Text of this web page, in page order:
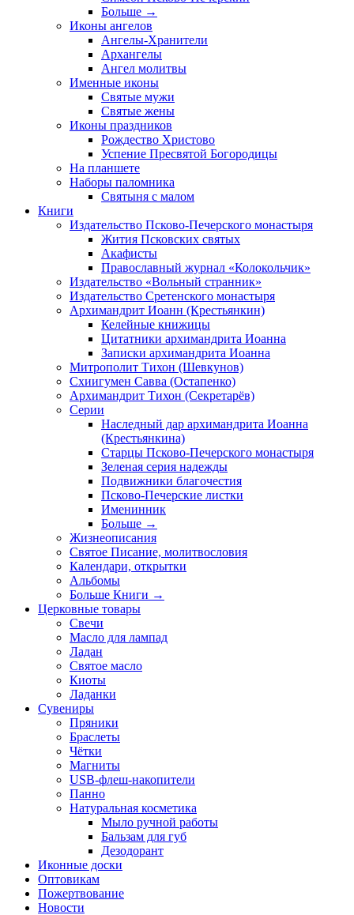
Больше →
Иконы ангелов
Ангелы-Хранители
Архангелы
Ангел молитвы
Именные иконы
Святые мужи
Святые жены
Иконы праздников
Рождество Христово
Успение Пресвятой Богородицы
На планшете
Наборы паломника
Святыня с малом
Книги
Издательство Псково-Печерского монастыря
Жития Псковских святых
Акафисты
Православный журнал «Колокольчик»
Издательство «Вольный странник»
Издательство Сретенского монастыря
Архимандрит Иоанн (Крестьянкин)
Келейные книжицы
Цитатники архимандрита Иоанна
Записки архимандрита Иоанна
Митрополит Тихон (Шевкунов)
Схиигумен Савва (Остапенко)
Архимандрит Тихон (Секретарёв)
Серии
Наследный дар архимандрита Иоанна
(Крестьянкина)
Старцы Псково-Печерского монастыря
Зеленая серия надежды
Подвижники благочестия
Псково-Печерские листки
Именинник
Больше →
Жизнеописания
Святое Писание, молитвословия
Календари, открытки
Альбомы
Больше Книги →
Церковные товары
Свечи
Масло для лампад
Ладан
Святое масло
Киоты
Ладанки
Сувениры
Пряники
Браслеты
Чётки
Магниты
USB-флеш-накопители
Панно
Натуральная косметика
Мыло ручной работы
Бальзам для губ
Дезодорант
Иконные доски
Оптовикам
Пожертвование
Новости